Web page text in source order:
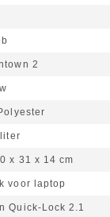
2
x 31 x 14 cm
voor laptop
Quick-Lock 2.1